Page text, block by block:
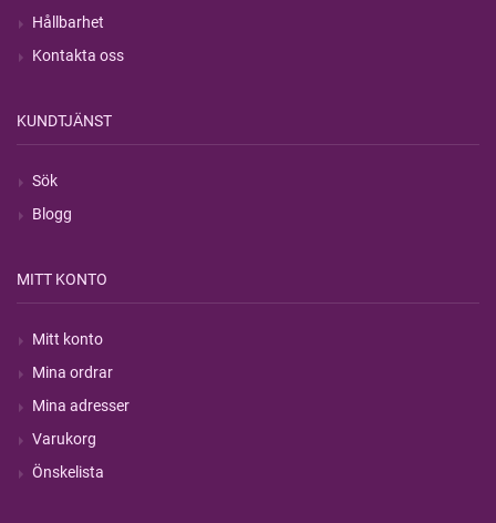
Hållbarhet
Kontakta oss
KUNDTJÄNST
Sök
Blogg
MITT KONTO
Mitt konto
Mina ordrar
Mina adresser
Varukorg
Önskelista